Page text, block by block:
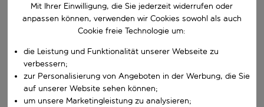
Beginne mit der Eingabe für die automatische
W&auml;hle ein Ab- und R&uuml;ckflugdatum aus.
Wähle deine Reisedaten
Wann
Wer
Mit Ihrer Einwilligung, die Sie jederzeit widerrufen oder
anpassen können, verwenden wir Cookies sowohl als auch
Cookie freie Technologie um:
die Leistung und Funktionalität unserer Webseite zu
verbessern;
zur Personalisierung von Angeboten in der Werbung, die Sie
auf unserer Website sehen können;
um unsere Marketingleistung zu analysieren;